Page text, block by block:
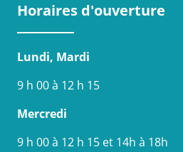
Horaires d'ouverture
Lundi, Mardi
9 h 00 à 12 h 15
Mercredi
9 h 00 à 12 h 15 et 14h à 18h